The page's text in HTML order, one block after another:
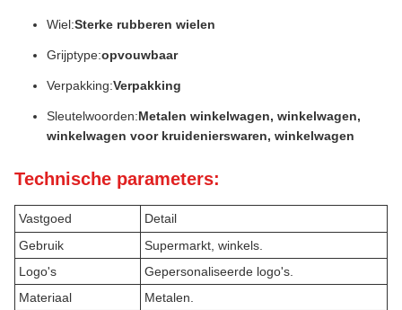
Wiel:Sterke rubberen wielen
Grijptype:opvouwbaar
Verpakking:Verpakking
Sleutelwoorden:Metalen winkelwagen, winkelwagen,
winkelwagen voor kruidenierswaren, winkelwagen
Technische parameters:
Vastgoed
Detail
Gebruik
Supermarkt, winkels.
Logo's
Gepersonaliseerde logo's.
Materiaal
Metalen.